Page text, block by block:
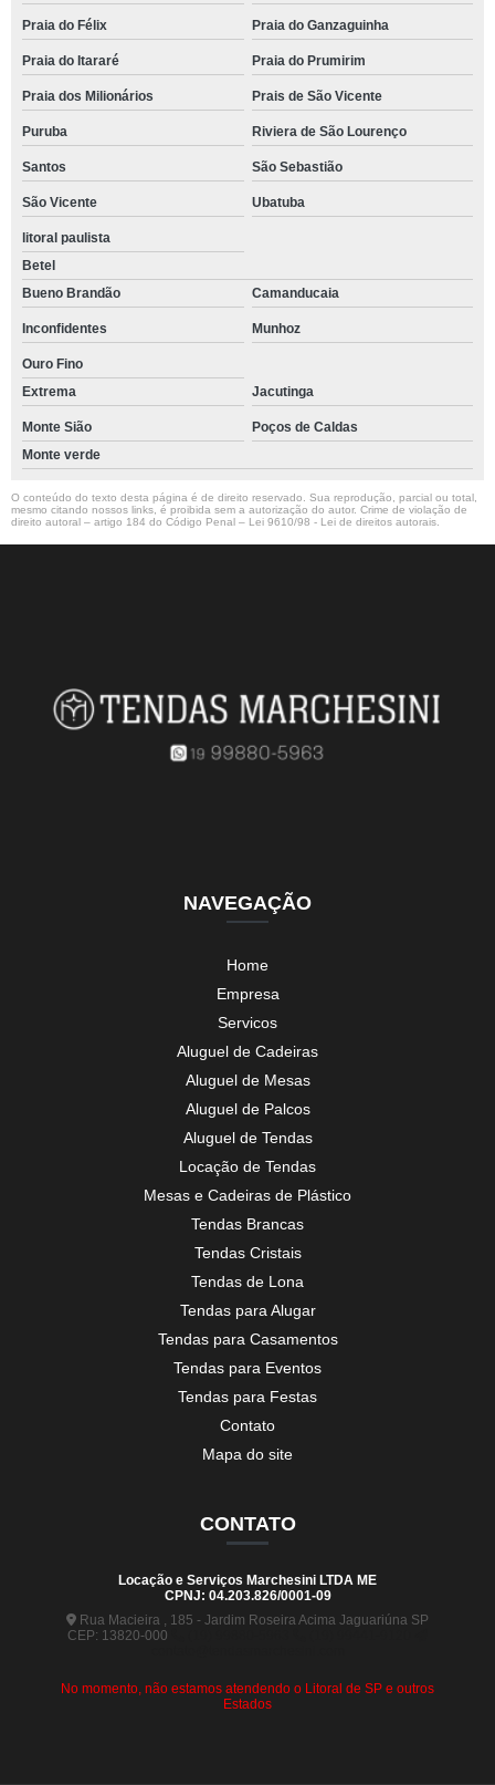
Praia do Félix Praia do Ganzaguinha
Praia do Itararé Praia do Prumirim
Praia dos Milionários Prais de São Vicente
Puruba Riviera de São Lourenço
Santos São Sebastião
São Vicente Ubatuba
litoral paulista
Betel
Bueno Brandão
Camanducaia
Inconfidentes Munhoz
Ouro Fino
Extrema
Jacutinga
Monte Sião
Poços de Caldas
Monte verde
O conteúdo do texto desta página é de direito reservado. Sua reprodução, parcial ou total,
mesmo citando nossos links, é proibida sem a autorização do autor. Crime de violação de
direito autoral – artigo 184 do Código Penal – Lei 9610/98 - Lei de direitos autorais
NAVEGAÇÃO
Home
Empresa
Servicos
Aluguel de Cadeiras
Aluguel de Mesas
Aluguel de Palcos
Aluguel de Tendas
Locação de Tendas
Mesas e Cadeiras de Plástico
Tendas Brancas
Tendas Cristais
Tendas de Lona
Tendas para Alugar
Tendas para Casamentos
Tendas para Eventos
Tendas para Festas
Contato
Mapa do site
CONTATO
Locação e Serviços Marchesini LTDA ME
CPNJ: 04.203.826/0001-09
Rua Macieira , 185 - Jardim Roseira Acima Jaguariúna SP
CEP: 13820-000
No momento, não estamos atendendo o Litoral de SP e outros
Estados